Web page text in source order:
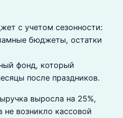
с учетом сезонности:
бюджеты, остатки
фонд, который
после праздников.
выросла на 25%,
не возникло кассовой